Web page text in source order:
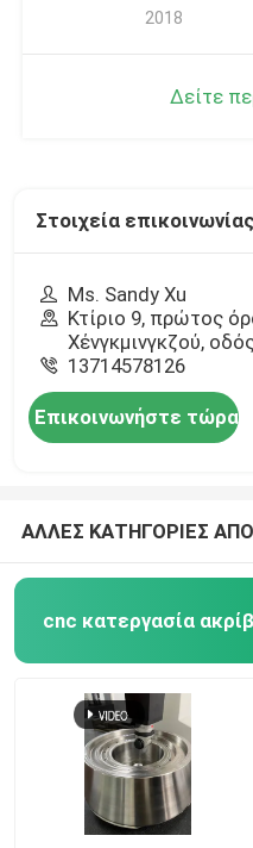
2018
Δείτε
Στοιχεία επικοινωνίας
Ms. Sandy Xu
Κτίριο 9, πρώτος
Χένγκμινγκζού,
13714578126
Επικοινωνήστε τώρα
ΑΛΛΕΣ ΚΑΤΗΓΟΡΙΕΣ
cnc κατεργασία